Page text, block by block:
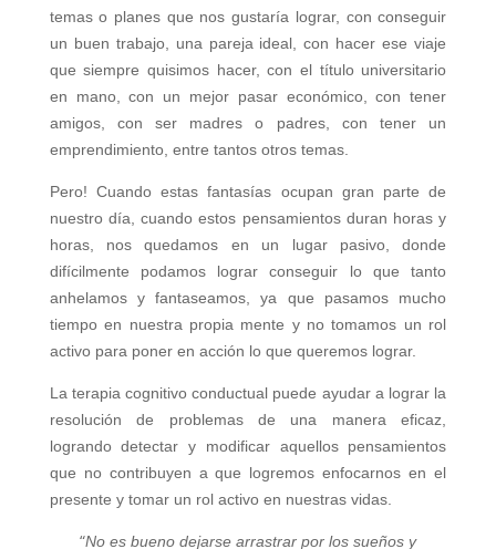
temas o planes que nos gustaría lograr, con conseguir
un buen trabajo, una pareja ideal, con hacer ese viaje
que siempre quisimos hacer, con el título universitario
en mano, con un mejor pasar económico, con tener
amigos, con ser madres o padres, con tener un
emprendimiento, entre tantos otros temas.
Pero! Cuando estas fantasías ocupan gran parte de
nuestro día, cuando estos pensamientos duran horas y
horas, nos quedamos en un lugar pasivo, donde
difícilmente podamos lograr conseguir lo que tanto
anhelamos y fantaseamos, ya que pasamos mucho
tiempo en nuestra propia mente y no tomamos un rol
activo para poner en acción lo que queremos lograr.
La terapia cognitivo conductual puede ayudar a lograr la
resolución de problemas de una manera eficaz,
logrando detectar y modificar aquellos pensamientos
que no contribuyen a que logremos enfocarnos en el
presente y tomar un rol activo en nuestras vidas.
“No es bueno dejarse arrastrar por los sueños y